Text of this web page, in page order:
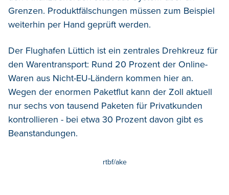
Grenzen. Produktfälschungen müssen zum Beispiel
weiterhin per Hand geprüft werden.
Der Flughafen Lüttich ist ein zentrales Drehkreuz für
den Warentransport: Rund 20 Prozent der Online-
Waren aus Nicht-EU-Ländern kommen hier an.
Wegen der enormen Paketflut kann der Zoll aktuell
nur sechs von tausend Paketen für Privatkunden
kontrollieren - bei etwa 30 Prozent davon gibt es
Beanstandungen.
rtbf/ake